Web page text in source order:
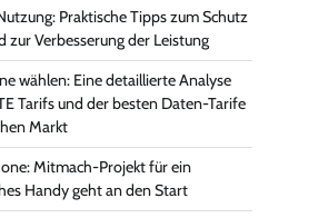
Praktische Tipps zum Schutz
zur Verbesserung der Leistung
wählen: Eine detaillierte Analyse
Tarifs und der besten Daten-Tarife
Markt
Mitmach-Projekt für ein
Handy geht an den Start